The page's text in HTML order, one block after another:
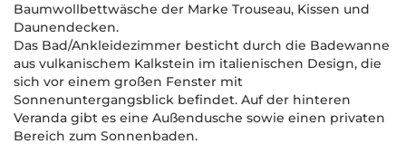
Baumwollbettwäsche der Marke Trouseau, Kissen und
Daunendecken.
Das Bad/Ankleidezimmer besticht durch die Badewanne
aus vulkanischem Kalkstein im italienischen Design, die
sich vor einem großen Fenster mit
Sonnenuntergangsblick befindet. Auf der hinteren
Veranda gibt es eine Außendusche sowie einen privaten
Bereich zum Sonnenbaden.